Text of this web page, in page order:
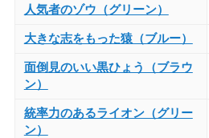
人気者のゾウ（グリーン）
大きな志をもった猿（ブルー）
面倒見のいい黒ひょう（ブラウ
ン）
統率力のあるライオン（グリー
ン）